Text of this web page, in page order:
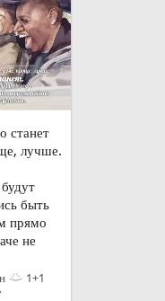
станет
лучше.
быть
прямо
не
1+1